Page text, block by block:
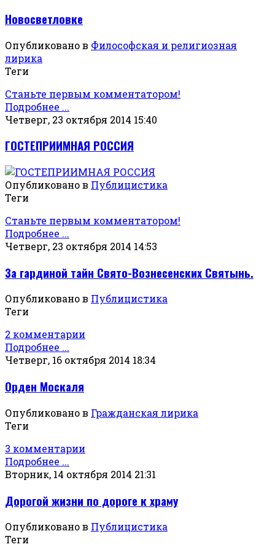
Новосветловке
Опубликовано в Философская и религиозная
лирика
Теги
Станьте первым комментатором!
Подробнее ...
Четверг, 23 октября 2014 15:40
ГОСТЕПРИИМНАЯ РОССИЯ
Опубликовано в Публицистика
Теги
Станьте первым комментатором!
Подробнее ...
Четверг, 23 октября 2014 14:53
За гардиной тайн Свято-Вознесенских Святынь.
Опубликовано в Публицистика
Теги
2 комментарии
Подробнее ...
Четверг, 16 октября 2014 18:34
Орден Москаля
Опубликовано в Гражданская лирика
Теги
3 комментарии
Подробнее ...
Вторник, 14 октября 2014 21:31
Дорогой жизни по дороге к храму
Опубликовано в Публицистика
Теги